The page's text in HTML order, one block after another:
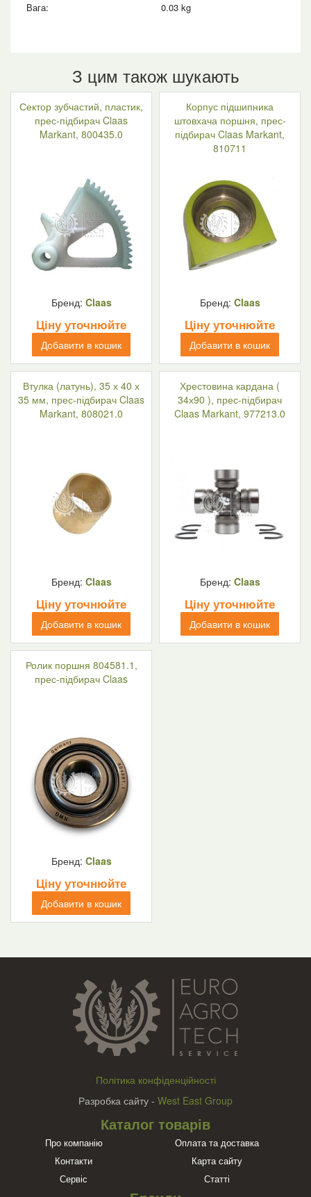
Вага:
0.03 kg
З цим також шукають
Сектор зубчастий, пластик,
прес-підбирач Claas
Markant, 800435.0
Бренд: Claas
Ціну уточнюйте
Добавити в кошик
Корпус підшипника
штовхача поршня, прес-
підбирач Claas Markant,
810711
Бренд: Claas
Ціну уточнюйте
Добавити в кошик
Втулка (латунь), 35 х 40 х
35 мм, прес-підбирач Claas
Markant, 808021.0
Бренд: Claas
Ціну уточнюйте
Добавити в кошик
Хрестовина кардана (
34х90 ), прес-підбирач
Claas Markant, 977213.0
Бренд: Claas
Ціну уточнюйте
Добавити в кошик
Ролик поршня 804581.1,
прес-підбирач Claas
Бренд: Claas
Ціну уточнюйте
Добавити в кошик
Політика конфіденційності
Разробка сайту - West East Group
Каталог товарів
Про компанію
Оплата та доставка
Контакти
Карта сайту
Сервіс
Статті